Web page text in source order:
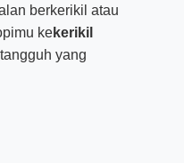
berkerikil atau
kekerikil
yang